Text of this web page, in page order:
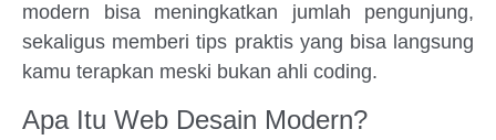
modern bisa meningkatkan jumlah pengunjung,
sekaligus memberi tips praktis yang bisa langsung
kamu terapkan meski bukan ahli coding.
Apa Itu Web Desain Modern?